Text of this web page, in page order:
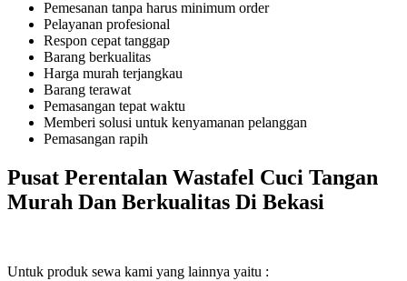
Pemesanan tanpa harus minimum order
Pelayanan profesional
Respon cepat tanggap
Barang berkualitas
Harga murah terjangkau
Barang terawat
Pemasangan tepat waktu
Memberi solusi untuk kenyamanan pelanggan
Pemasangan rapih
Pusat Perentalan Wastafel Cuci Tangan
Murah Dan Berkualitas Di Bekasi
Untuk produk sewa kami yang lainnya yaitu :